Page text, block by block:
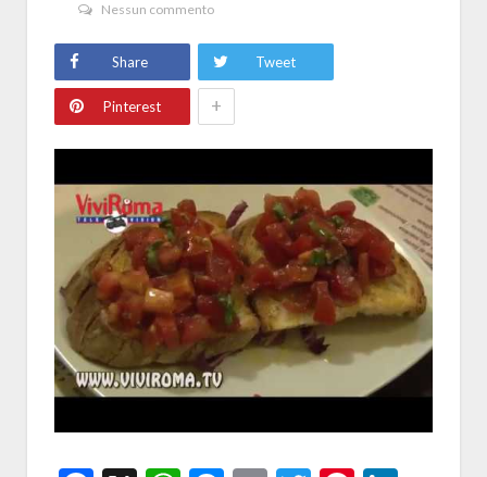
Nessun commento
Share Tweet
Pinterest +